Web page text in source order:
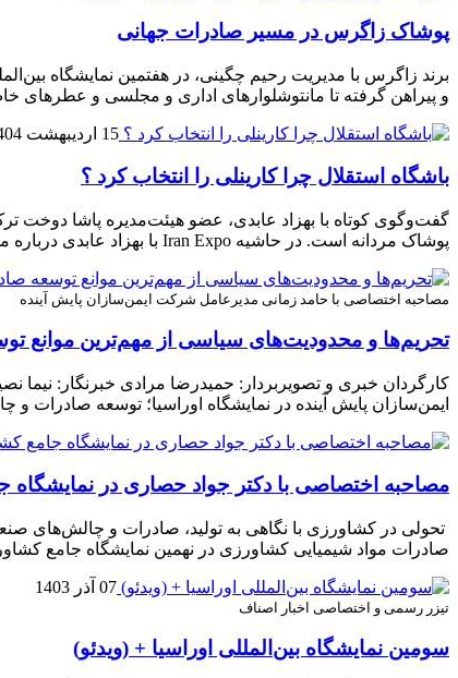
پوشاک زاگرس در مسیر صادرات جهانی
و پیراهن گرفته تا مانتو‌شلوارهای اداری و مجلسی و عطرهای
15 اردیبهشت 1404
باشگاه استقلال چرا کارینلی را انتخاب کرد ؟
گفت‌وگوی کوتاه با بهزاد عابدی، عضو هیئت‌مدیره پاشا دوخت
پوشاک مردانه است. در حاشیه Iran Expo با بهزاد عابدی درباره مسیر موفقیت برند، صادرات، سلیقه مشتری‌ها و آینده بین‌المللی گفت‌وگو کردیم. سؤال […]
مصاحبه اختصاصی با حامد زمانی مدیرعامل شرکت ایمن‌سازان پایش آینده
تحریم‌ها و محدودیت‌های سیاسی از مهم‌ترین موانع
کارگردان خبری و تصویربردار: حمیدرضا مرادی خبرنگار:
ایمن‌سازان پایش آینده در نمایشگاه اوراسیا؛ توسعه صادرات و چالش‌های پیش‌رو سئول، سوم تا ششم دی ماه
مصاحبه اختصاصی با دکتر جواد حصاری در نمایشگاه
صادرات مواد شیمیایی کشاورزی در نهمین نمایشگاه جامع
07 آذر 1403
تیزر رسمی و اختصاصی اخبار اصناف
سومین نمایشگاه بین‌المللی اوراسیا + (ویدئو)